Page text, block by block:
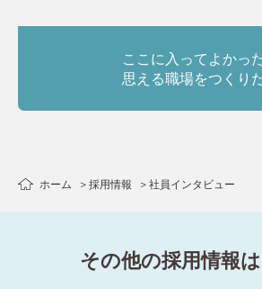
ここに入ってよかっ
思える職場をつくり
ホーム 採用情報 社員インタビュー
その他の採用情報